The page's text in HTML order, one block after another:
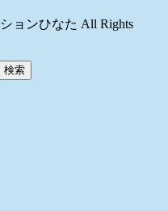
ョンひなた All Rights